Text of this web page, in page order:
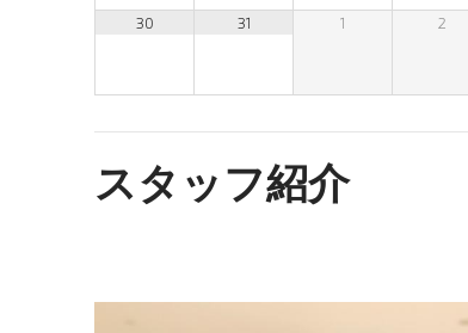
30 31 1 2
スタッフ紹介